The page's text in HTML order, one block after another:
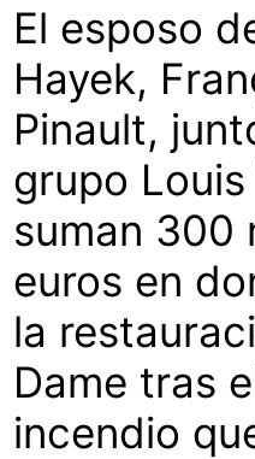
El esposo
Hayek,
Pinault,
grupo
suman 300
euros en
la
Dame tras
incendio